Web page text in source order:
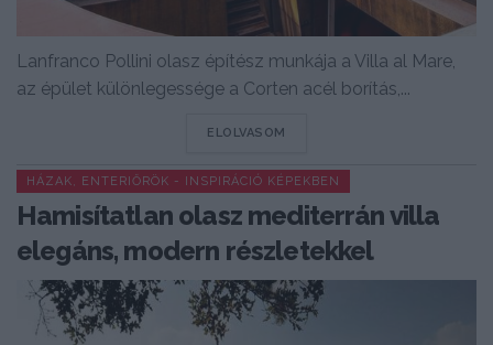
Lanfranco Pollini olasz építész munkája a Villa al Mare,
az épület különlegessége a Corten acél borítás,...
ELOLVASOM
HÁZAK, ENTERIŐRÖK - INSPIRÁCIÓ KÉPEKBEN
Hamisítatlan olasz mediterrán villa
elegáns, modern részletekkel